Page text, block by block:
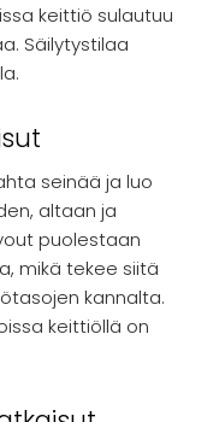
keittiö sulautuu
Säilytystilaa
seinää ja luo
altaan ja
puolestaan
mikä tekee siitä
kannalta.
keittiöllä on